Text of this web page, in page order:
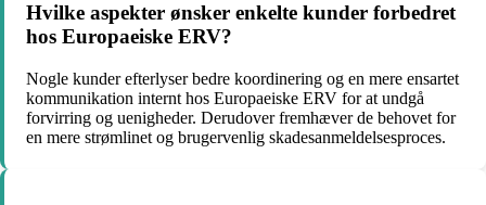
Hvilke aspekter ønsker enkelte kunder forbedret
hos Europaeiske ERV?
Nogle kunder efterlyser bedre koordinering og en mere ensartet
kommunikation internt hos Europaeiske ERV for at undgå
forvirring og uenigheder. Derudover fremhæver de behovet for
en mere strømlinet og brugervenlig skadesanmeldelsesproces.